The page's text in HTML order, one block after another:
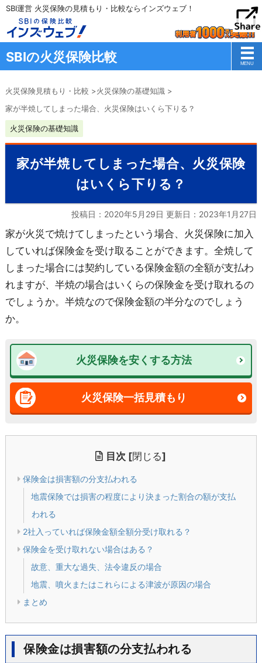
SBI運営 火災保険の見積もり・比較ならインズウェブ！
SBIの火災保険比較
火災保険見積もり・比較 >火災保険の基礎知識 >
家が半焼してしまった場合、火災保険はいくら下りる？
火災保険の基礎知識
家が半焼してしまった場合、火災保険
はいくら下りる？
投稿日：2020年5月29日 更新日： 2023年1月27日
家が火災で焼けてしまったという場合、火災保険に加入
していれば保険金を受け取ることができます。全焼して
しまった場合には契約している保険金額の全額が支払わ
れますが、半焼の場合はいくらの保険金を受け取れるの
でしょうか。半焼なので保険金額の半分なのでしょう
か。
火災保険を安くする方法
火災保険一括見積もり
目次 [閉じる]
保険金は損害額の分支払われる
地震保険では損害の程度により決まった割合の額が支払
われる
2社入っていれば保険金額全額分受け取れる？
保険金を受け取れない場合はある？
故意、重大な過失、法令違反の場合
地震、噴火またはこれらによる津波が原因の場合
まとめ
保険金は損害額の分支払われる